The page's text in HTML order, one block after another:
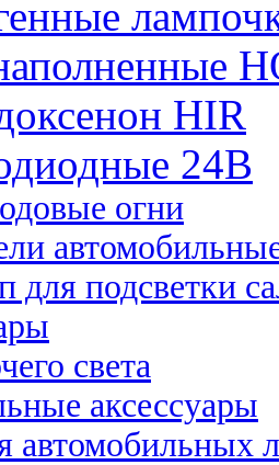
HIR
24B
огни
для подсветки
света
аксессуары
автомобильных